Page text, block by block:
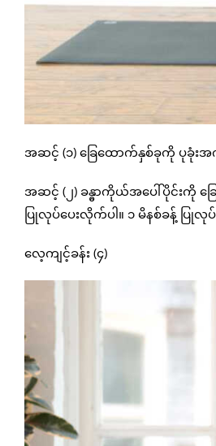
အဆင့် (၁) ခြေထောက်နှစ်ခုကို ပုခုံးအ
အဆင့် (၂) ခန္ဓာကိုယ်အပေါ်ပိုင်းကို
ပြုလုပ်ပေးလိုက်ပါ။ ၁ မိနစ်ခန့် ပြုလု
လေ့ကျင့်ခန်း (၄)